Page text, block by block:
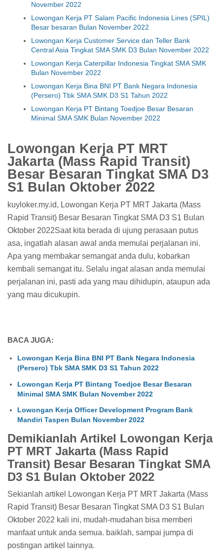
November 2022
Lowongan Kerja PT Salam Pacific Indonesia Lines (SPIL)
Besar besaran Bulan November 2022
Lowongan Kerja Customer Service dan Teller Bank
Central Asia Tingkat SMA SMK D3 Bulan November 2022
Lowongan Kerja Caterpillar Indonesia Tingkat SMA SMK
Bulan November 2022
Lowongan Kerja Bina BNI PT Bank Negara Indonesia
(Persero) Tbk SMA SMK D3 S1 Tahun 2022
Lowongan Kerja PT Bintang Toedjoe Besar Besaran
Minimal SMA SMK Bulan November 2022
Lowongan Kerja PT MRT
Jakarta (Mass Rapid Transit)
Besar Besaran Tingkat SMA D3
S1 Bulan Oktober 2022
kuyloker.my.id, Lowongan Kerja PT MRT Jakarta (Mass
Rapid Transit) Besar Besaran Tingkat SMA D3 S1 Bulan
Oktober 2022Saat kita berada di ujung perasaan putus
asa, ingatlah alasan awal anda memulai perjalanan ini.
Apa yang membakar semangat anda dulu, kobarkan
kembali semangat itu. Selalu ingat alasan anda memulai
perjalanan ini, pasti ada yang mau dihidupin, ataupun ada
yang mau dicukupin.
BACA JUGA:
Lowongan Kerja Bina BNI PT Bank Negara Indonesia
(Persero) Tbk SMA SMK D3 S1 Tahun 2022
Lowongan Kerja PT Bintang Toedjoe Besar Besaran
Minimal SMA SMK Bulan November 2022
Lowongan Kerja Officer Development Program Bank
Mandiri Taspen Bulan November 2022
Demikianlah Artikel Lowongan Kerja
PT MRT Jakarta (Mass Rapid
Transit) Besar Besaran Tingkat SMA
D3 S1 Bulan Oktober 2022
Sekianlah artikel Lowongan Kerja PT MRT Jakarta (Mass
Rapid Transit) Besar Besaran Tingkat SMA D3 S1 Bulan
Oktober 2022 kali ini, mudah-mudahan bisa memberi
manfaat untuk anda semua. baiklah, sampai jumpa di
postingan artikel lainnya.